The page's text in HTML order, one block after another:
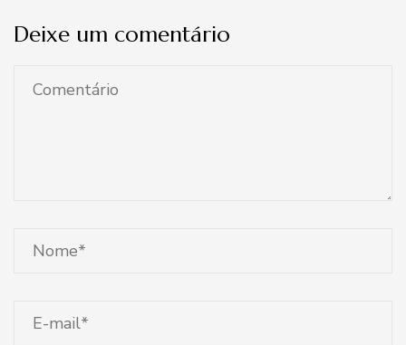
Deixe um comentário